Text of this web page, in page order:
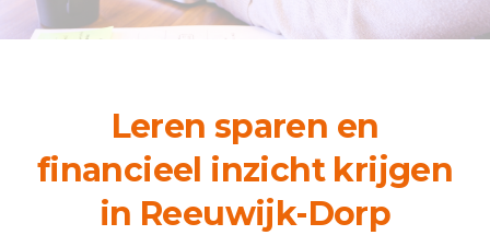
Leren sparen en
financieel inzicht krijgen
in Reeuwijk-Dorp